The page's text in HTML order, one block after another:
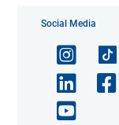
Social Media